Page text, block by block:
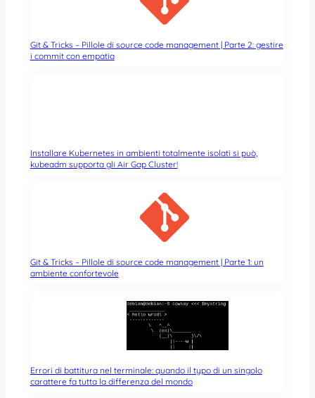
Git & Tricks – Pillole di source code management | Parte 2: gestire
i commit con empatia
Installare Kubernetes in ambienti totalmente isolati si può,
kubeadm supporta gli Air Gap Cluster!
Git & Tricks – Pillole di source code management | Parte 1: un
ambiente confortevole
Errori di battitura nel terminale: quando il typo di un singolo
carattere fa tutta la differenza del mondo